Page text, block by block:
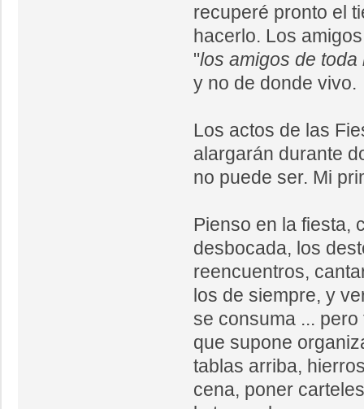
recuperé pronto el
hacerlo. Los
"los amigos de toda
y no de donde vivo.
Los actos de las
alargarán durante
no puede ser. Mi
Pienso en la fiesta,
desbocada, los
reencuentros,
los de siempre, y
se consuma ...
que supone
tablas arriba,
cena, poner